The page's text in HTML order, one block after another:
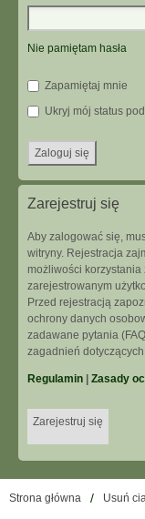
Nie pamiętam hasła
Zapamiętaj mnie
Ukryj mój status
Zarejestruj się
Aby zalogować się,
witryny. Rejestracja
możliwości korzystania
zarejestrowanym
Przed rejestracją
ochrony danych
zadawane pytania
zagadnień
Regulamin Zasady
Zarejestruj się
Strona główna Usuń